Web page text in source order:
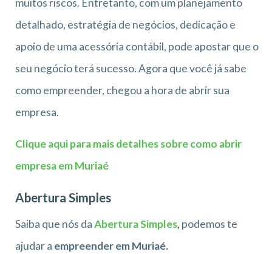
detalhado, estratégia de negócios, dedicação e
apoio de uma acessória contábil, pode apostar que o
seu negócio terá sucesso. Agora que você já sabe
como empreender, chegou a hora de abrir sua
empresa.
Clique aqui para mais detalhes sobre como abrir
empresa em Muriaé
Abertura Simples
Saiba que nós daAbertura Simples, podemos te
ajudar a empreender em Muriaé.